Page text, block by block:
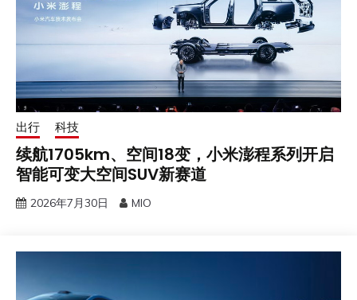
出行 科技
续航1705km、空间18变，小米澎程系列开启
智能可变大空间SUV新赛道
2026年7月30日 MIO